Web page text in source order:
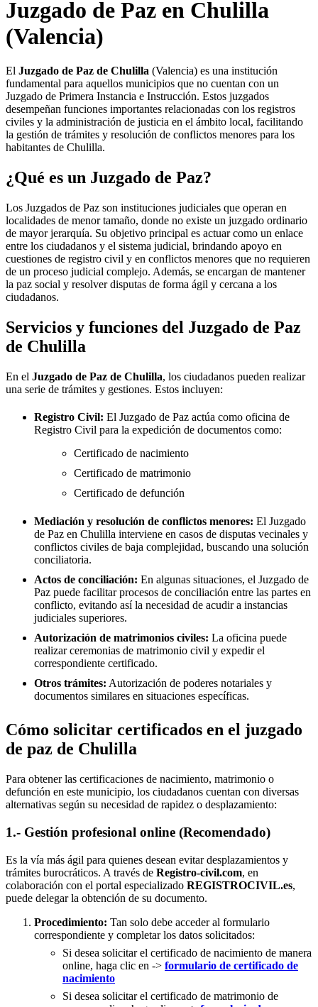
Juzgado de Paz en Chulilla
(Valencia)
El Juzgado de Paz de Chulilla (Valencia) es una institución
fundamental para aquellos municipios que no cuentan con un
Juzgado de Primera Instancia e Instrucción. Estos juzgados
desempeñan funciones importantes relacionadas con los registros
civiles y la administración de justicia en el ámbito local, facilitando
la gestión de trámites y resolución de conflictos menores para los
habitantes de Chulilla.
¿Qué es un Juzgado de Paz?
Los Juzgados de Paz son instituciones judiciales que operan en
localidades de menor tamaño, donde no existe un juzgado ordinario
de mayor jerarquía. Su objetivo principal es actuar como un enlace
entre los ciudadanos y el sistema judicial, brindando apoyo en
cuestiones de registro civil y en conflictos menores que no requieren
de un proceso judicial complejo. Además, se encargan de mantener
la paz social y resolver disputas de forma ágil y cercana a los
ciudadanos.
Servicios y funciones del Juzgado de Paz
de Chulilla
En el Juzgado de Paz de Chulilla, los ciudadanos pueden realizar
una serie de trámites y gestiones. Estos incluyen:
Registro Civil: El Juzgado de Paz actúa como oficina de
Registro Civil para la expedición de documentos como:
Certificado de nacimiento
Certificado de matrimonio
Certificado de defunción
Mediación y resolución de conflictos menores: El Juzgado
de Paz en Chulilla interviene en casos de disputas vecinales y
conflictos civiles de baja complejidad, buscando una solución
conciliatoria.
Actos de conciliación: En algunas situaciones, el Juzgado de
Paz puede facilitar procesos de conciliación entre las partes en
conflicto, evitando así la necesidad de acudir a instancias
judiciales superiores.
Autorización de matrimonios civiles: La oficina puede
realizar ceremonias de matrimonio civil y expedir el
correspondiente certificado.
Otros trámites: Autorización de poderes notariales y
documentos similares en situaciones específicas.
Cómo solicitar certificados en el juzgado
de paz de Chulilla
Para obtener las certificaciones de nacimiento, matrimonio o
defunción en este municipio, los ciudadanos cuentan con diversas
alternativas según su necesidad de rapidez o desplazamiento:
1.- Gestión profesional online (Recomendado)
Es la vía más ágil para quienes desean evitar desplazamientos y
trámites burocráticos. A través de Registro-civil.com, en
colaboración con el portal especializado REGISTROCIVIL.es,
puede delegar la obtención de su documento.
Procedimiento: Tan solo debe acceder al formulario
correspondiente y completar los datos solicitados:
Si desea solicitar el certificado de nacimiento de manera
online, haga clic en -> formulario de certificado de
nacimiento
Si desea solicitar el certificado de matrimonio de